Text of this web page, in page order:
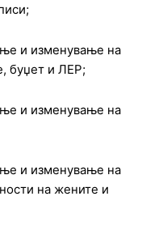
и изменување на
буџет и ЛЕР;
и изменување на
и изменување на
на жените и